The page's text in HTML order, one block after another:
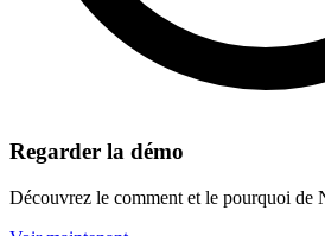
Regarder la démo
Découvrez le comment et le pourquoi de